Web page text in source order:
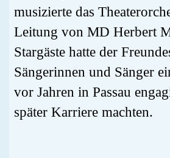
musizierte das
Leitung von MD Herbert
Stargäste hatte der
Sängerinnen und Sänger
vor Jahren in Passau
später Karriere machten.